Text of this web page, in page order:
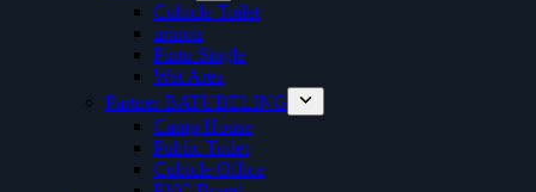
Cubicle Toilet
urinoir
Pintu Single
Wet Area
Partner BATUBELING
Camp House
Public Toilet
Cubicle Office